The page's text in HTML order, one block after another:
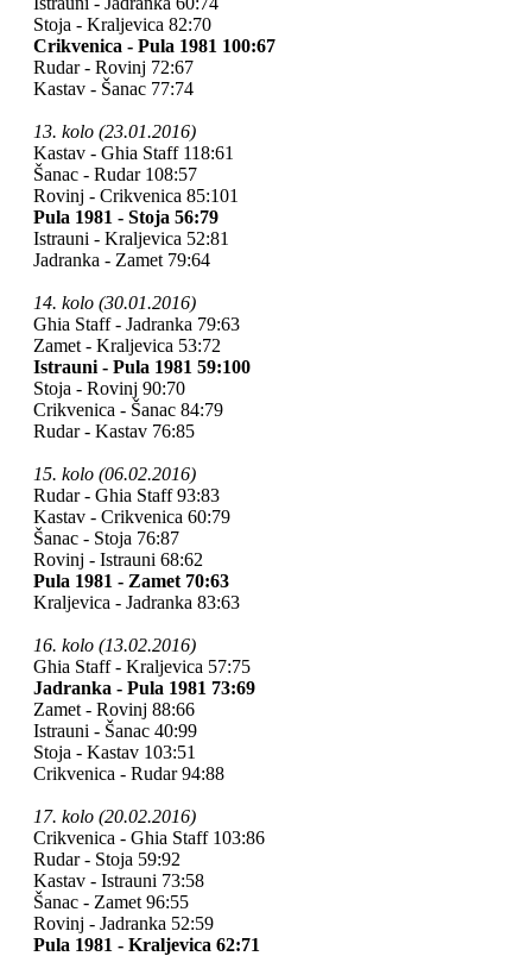
Stoja - Kraljevica 82:70
Crikvenica - Pula 1981 100:67
Rudar - Rovinj 72:67
Kastav - Šanac 77:74
13. kolo (23.01.2016)
Kastav - Ghia Staff 118:61
Šanac - Rudar 108:57
Rovinj - Crikvenica 85:101
Pula 1981 - Stoja 56:79
Istrauni - Kraljevica 52:81
Jadranka - Zamet 79:64
14. kolo (30.01.2016)
Ghia Staff - Jadranka 79:63
Zamet - Kraljevica 53:72
Istrauni - Pula 1981 59:100
Stoja - Rovinj 90:70
Crikvenica - Šanac 84:79
Rudar - Kastav 76:85
15. kolo (06.02.2016)
Rudar - Ghia Staff 93:83
Kastav - Crikvenica 60:79
Šanac - Stoja 76:87
Rovinj - Istrauni 68:62
Pula 1981 - Zamet 70:63
Kraljevica - Jadranka 83:63
16. kolo (13.02.2016)
Ghia Staff - Kraljevica 57:75
Jadranka - Pula 1981 73:69
Zamet - Rovinj 88:66
Istrauni - Šanac 40:99
Stoja - Kastav 103:51
Crikvenica - Rudar 94:88
17. kolo (20.02.2016)
Crikvenica - Ghia Staff 103:86
Rudar - Stoja 59:92
Kastav - Istrauni 73:58
Šanac - Zamet 96:55
Rovinj - Jadranka 52:59
Pula 1981 - Kraljevica 62:71